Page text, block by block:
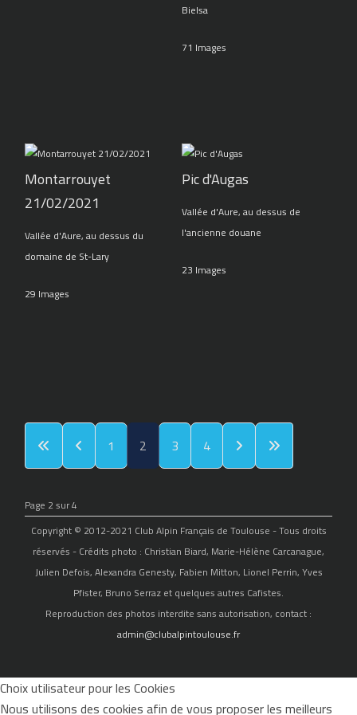
Bielsa
71 Images
Montarrouyet
21/02/2021
Vallée d'Aure, au dessus du
domaine de St-Lary
29 Images
Pic d'Augas
Vallée d'Aure, au dessus de
l'ancienne douane
23 Images
1 2 3 4
Page 2 sur 4
Copyright © 2012-2021 Club Alpin Français de Toulouse - Tous droits
réservés - Crédits photo : Christian Biard, Marie-Hélène Carcanague,
Julien Defois, Alexandra Genesty, Fabien Mitton, Lionel Perrin, Yves
Pfister, Bruno Serraz et quelques autres Cafistes.
Reproduction des photos interdite sans autorisation, contact :
admin@clubalpintoulouse.fr
Choix utilisateur pour les Cookies
Nous utilisons des cookies afin de vous proposer les meilleurs